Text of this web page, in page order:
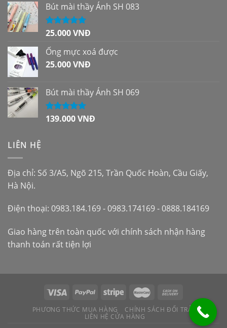
sao
Bút mài thầy Ánh SH 083
Được xếp
sao
25.000VNĐ
Ống mực xoá được
25.000VNĐ
Bút mài thầy Ánh SH 069
Được xếp
139.000VNĐ
LIÊN HỆ
Địa chỉ: Số 3/A5, Ngõ 215, Trần Quốc Hoàn, Cầu Giấy,
Hà Nội.
Điện thoại: 0983.184.169 - 0983.174169 - 0888.184169
Giao hàng trên toàn quốc với chính sách nhận hàng
thanh toán rất tiện lợi
PHƯƠNG THỨC MUA HÀNG
CHÍNH SÁCH ĐỔI TRẢ
LIÊN HỆ CỬA HÀNG